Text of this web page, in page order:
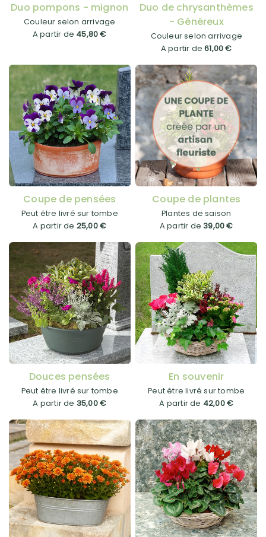
Duo pompons - mignon
Couleur selon arrivage
A partir de 45,80 €
Duo de chrysanthèmes
- Généreux
Couleur selon arrivage
A partir de61,00 €
Coupe de pensées
Peut être livré sur tombe
A partir de 25,00 €
Coupe de plantes
Plantes de saison
A partir de39,00 €
Douces pensées
Peut être livré sur tombe
A partir de 35,00 €
En souvenir
Peut être livré sur tombe
A partir de 42,00 €